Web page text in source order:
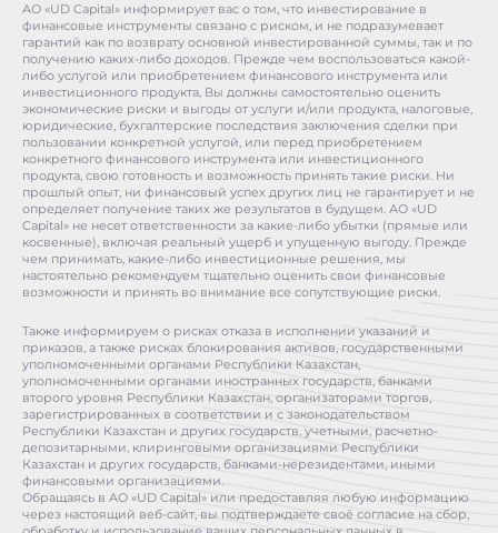
АО «UD Capital» информирует вас о том, что инвестирование в
финансовые инструменты связано с риском, и не подразумевает
гарантий как по возврату основной инвестированной суммы, так и по
получению каких-либо доходов. Прежде чем воспользоваться какой-
либо услугой или приобретением финансового инструмента или
инвестиционного продукта, Вы должны самостоятельно оценить
экономические риски и выгоды от услуги и/или продукта, налоговые,
юридические, бухгалтерские последствия заключения сделки при
пользовании конкретной услугой, или перед приобретением
конкретного финансового инструмента или инвестиционного
продукта, свою готовность и возможность принять такие риски. Ни
прошлый опыт, ни финансовый успех других лиц не гарантирует и не
определяет получение таких же результатов в будущем. АО «UD
Capital» не несет ответственности за какие-либо убытки (прямые или
косвенные), включая реальный ущерб и упущенную выгоду. Прежде
чем принимать, какие-либо инвестиционные решения, мы
настоятельно рекомендуем тщательно оценить свои финансовые
возможности и принять во внимание все сопутствующие риски.
Также информируем о рисках отказа в исполнении указаний и
приказов, а также рисках блокирования активов, государственными
уполномоченными органами Республики Казахстан,
уполномоченными органами иностранных государств, банками
второго уровня Республики Казахстан, организаторами торгов,
зарегистрированных в соответствии и с законодательством
Республики Казахстан и других государств, учетными, расчетно-
депозитарными, клиринговыми организациями Республики
Казахстан и других государств, банками-нерезидентами, иными
финансовыми организациями.
Обращаясь в АО «UD Capital» или предоставляя любую информацию
через настоящий веб-сайт, вы подтверждаете своё согласие на сбор,